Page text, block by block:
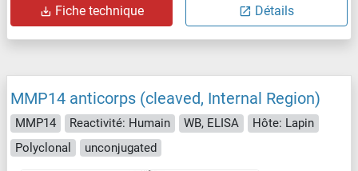
Fiche technique Détails
MMP14 anticorps (cleaved, Internal Region)
MMP14 Reactivité: Humain WB, ELISA
Hôte: Lapin
Polyclonal
unconjugated